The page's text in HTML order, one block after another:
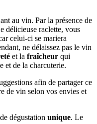
au vin. Par la présence de
délicieuse raclette, vous
celui-ci se mariera
ne délaissez pas le vin
et la fraîcheur qui
et de la charcuterie.
afin de partager ce
de vin selon vos envies et
dégustation unique. Le